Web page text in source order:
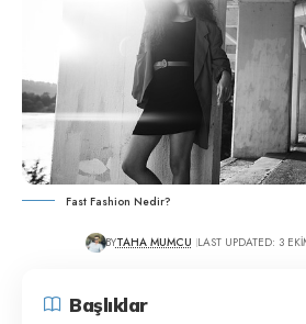
Fast Fashion Nedir?
BYTAHA MUMCU LAST UPDATED: 3
Başlıklar